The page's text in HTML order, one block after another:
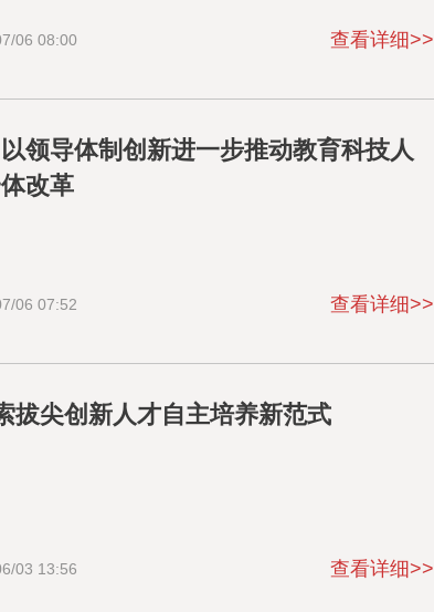
06 08:00 查看详细>>
领导体制创新进一步推动教育科技人
改革
06 07:52 查看详细>>
拔尖创新人才自主培养新范式
03 13:56 查看详细>>